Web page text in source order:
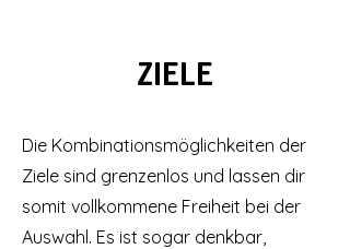
ZIELE
Die Kombinationsmöglichkeiten der
Ziele sind grenzenlos und lassen dir
somit vollkommene Freiheit bei der
Auswahl. Es ist sogar denkbar,